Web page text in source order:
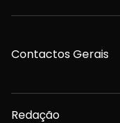
Contactos Gerais
Redação